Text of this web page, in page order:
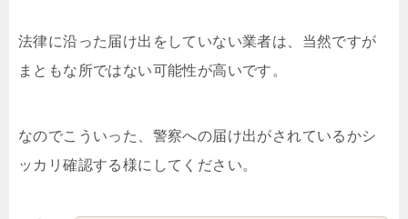
法律に沿った届け出をしていない業者は、当然ですが
まともな所ではない可能性が高いです。
なのでこういった、警察への届け出がされているかシ
ッカリ確認する様にしてください。